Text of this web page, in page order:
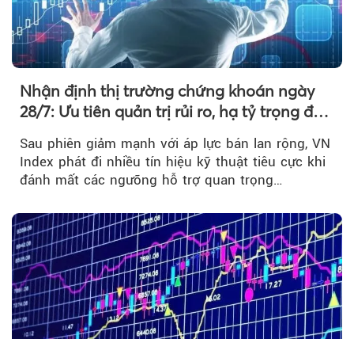
Nhận định thị trường chứng khoán ngày
28/7: Ưu tiên quản trị rủi ro, hạ tỷ trọng đòn
Sau phiên giảm mạnh với áp lực bán lan rộng, VN
Index phát đi nhiều tín hiệu kỹ thuật tiêu cực khi
đánh mất các ngưỡng hỗ trợ quan trọng…